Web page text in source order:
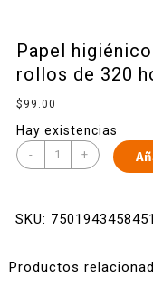
Papel
rollos de 320
$ 99.00
Hay existencias
- +
SKU: 7501943458451
Productos